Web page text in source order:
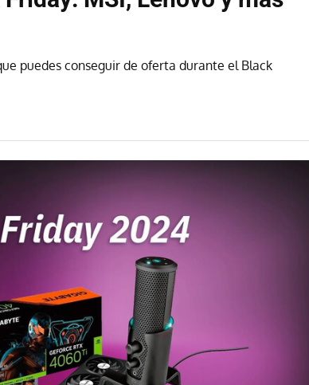
puedes conseguir de oferta durante el Black